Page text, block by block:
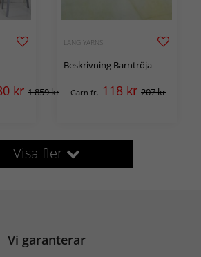
kr 1 859 kr
LANG YARNS
Beskrivning Barntröja
Garn fr. 118 kr 207 kr
Visa fler
Vi garanterar